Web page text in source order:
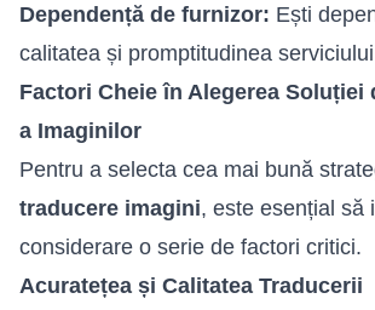
Dependență de furnizor: Ești
calitatea și promptitudinea
Factori Cheie în Alegerea Soluției
a Imaginilor
Pentru a selecta cea mai bună
traducere imagini, este esențial să
considerare o serie de factori critici.
Acuratețea și Calitatea Traducerii